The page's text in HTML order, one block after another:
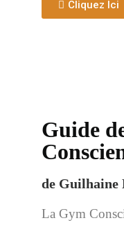
Cliquez Ici
Guide
de Guilhaine
La Gym